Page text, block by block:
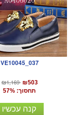
VE10045_037
₪1,169 ₪503
תחסוך: 57%
קנה עכשיו